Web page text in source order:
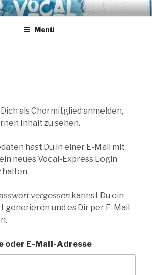
EXPRESS
Menü
als Chormitglied anmelden,
Inhalt zu sehen.
hast Du in einer E-Mail mit
neues Vocal-Express Login
vergessen kannst Du ein
generieren und es Dir per E-Mail
oder E-Mail-Adresse